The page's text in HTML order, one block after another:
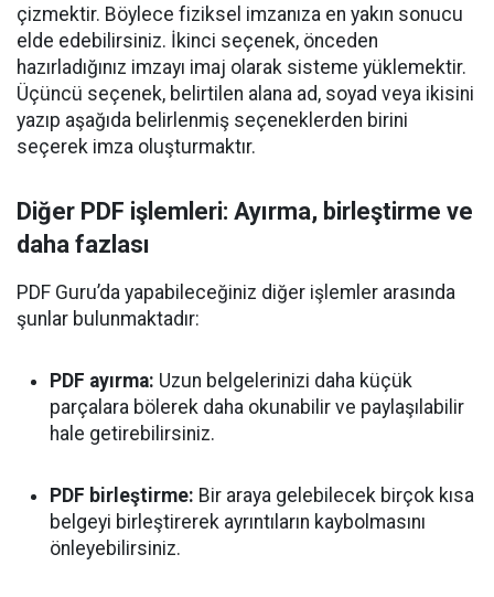
çizmektir. Böylece fiziksel imzanıza en yakın sonucu
elde edebilirsiniz. İkinci seçenek, önceden
hazırladığınız imzayı imaj olarak sisteme yüklemektir.
Üçüncü seçenek, belirtilen alana ad, soyad veya ikisini
yazıp aşağıda belirlenmiş seçeneklerden birini
seçerek imza oluşturmaktır.
Diğer PDF işlemleri: Ayırma, birleştirme ve
daha fazlası
PDF Guru’da yapabileceğiniz diğer işlemler arasında
şunlar bulunmaktadır:
PDF ayırma: Uzun belgelerinizi daha küçük
parçalara bölerek daha okunabilir ve paylaşılabilir
hale getirebilirsiniz.
PDF birleştirme: Bir araya gelebilecek birçok kısa
belgeyi birleştirerek ayrıntıların kaybolmasını
önleyebilirsiniz.